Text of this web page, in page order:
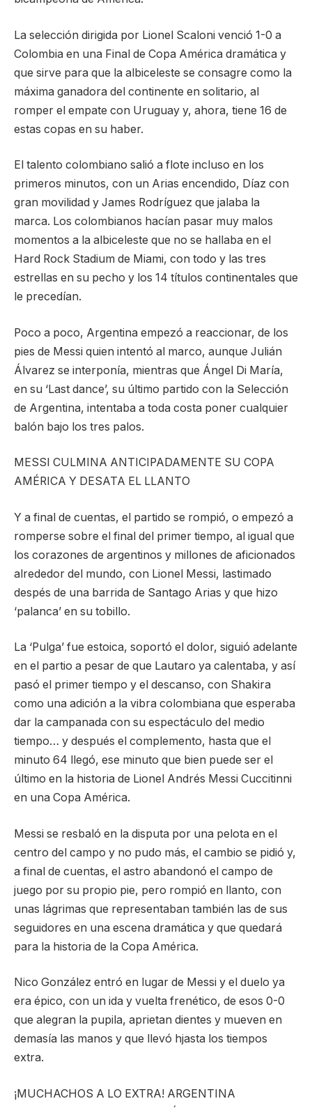
La selección dirigida por Lionel Scaloni venció 1-0 a
Colombia en una Final de Copa América dramática y
que sirve para que la albiceleste se consagre como la
máxima ganadora del continente en solitario, al
romper el empate con Uruguay y, ahora, tiene 16 de
estas copas en su haber.
El talento colombiano salió a flote incluso en los
primeros minutos, con un Arias encendido, Díaz con
gran movilidad y James Rodríguez que jalaba la
marca. Los colombianos hacían pasar muy malos
momentos a la albiceleste que no se hallaba en el
Hard Rock Stadium de Miami, con todo y las tres
estrellas en su pecho y los 14 títulos continentales que
le precedían.
Poco a poco, Argentina empezó a reaccionar, de los
pies de Messi quien intentó al marco, aunque Julián
Álvarez se interponía, mientras que Ángel Di María,
en su ‘Last dance’, su último partido con la Selección
de Argentina, intentaba a toda costa poner cualquier
balón bajo los tres palos.
MESSI CULMINA ANTICIPADAMENTE SU COPA
AMÉRICA Y DESATA EL LLANTO
Y a final de cuentas, el partido se rompió, o empezó a
romperse sobre el final del primer tiempo, al igual que
los corazones de argentinos y millones de aficionados
alrededor del mundo, con Lionel Messi, lastimado
despés de una barrida de Santago Arias y que hizo
‘palanca’ en su tobillo.
La ‘Pulga’ fue estoica, soportó el dolor, siguió adelante
en el partio a pesar de que Lautaro ya calentaba, y así
pasó el primer tiempo y el descanso, con Shakira
como una adición a la vibra colombiana que esperaba
dar la campanada con su espectáculo del medio
tiempo… y después el complemento, hasta que el
minuto 64 llegó, ese minuto que bien puede ser el
último en la historia de Lionel Andrés Messi Cuccitinni
en una Copa América.
Messi se resbaló en la disputa por una pelota en el
centro del campo y no pudo más, el cambio se pidió y,
a final de cuentas, el astro abandonó el campo de
juego por su propio pie, pero rompió en llanto, con
unas lágrimas que representaban también las de sus
seguidores en una escena dramática y que quedará
para la historia de la Copa América.
Nico González entró en lugar de Messi y el duelo ya
era épico, con un ida y vuelta frenético, de esos 0-0
que alegran la pupila, aprietan dientes y mueven en
demasía las manos y que llevó hjasta los tiempos
extra.
¡MUCHACHOS A LO EXTRA! ARGENTINA